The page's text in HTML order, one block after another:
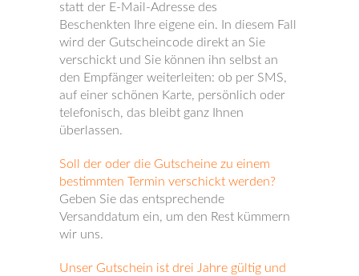
statt der E-Mail-Adresse des
Beschenkten Ihre eigene ein. In diesem Fall
wird der Gutscheincode direkt an Sie
verschickt und Sie können ihn selbst an
den Empfänger weiterleiten: ob per SMS,
auf einer schönen Karte, persönlich oder
telefonisch, das bleibt ganz Ihnen
überlassen.
Soll der oder die Gutscheine zu einem
bestimmten Termin verschickt werden?
Geben Sie das entsprechende
Versanddatum ein, um den Rest kümmern
wir uns.
Unser Gutschein ist drei Jahre gültig und